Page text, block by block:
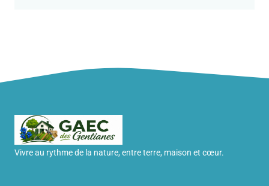
Vivre au rythme de la nature, entre terre, maison et cœur.